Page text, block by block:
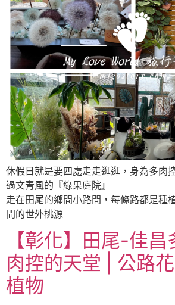
休假日就是要四處走走逛逛，身為多肉
過文青風的『綠果庭院』
走在田尾的鄉間小路間，每條路都是種
間的世外桃源
【彰化】田尾-佳昌
肉控的天堂 | 公路
植物